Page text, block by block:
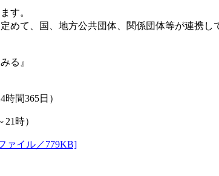
す。
て、国、地方公共団体、関係団体等が連携し
る』
間365日）
時）
ァイル／779KB]